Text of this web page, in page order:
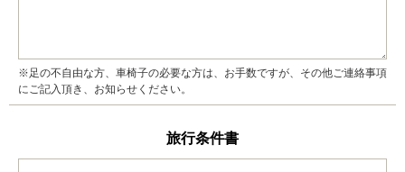
※足の不自由な方、車椅子の必要な方は、お手数ですが、その他ご連絡事項
にご記入頂き、お知らせください。
旅行条件書